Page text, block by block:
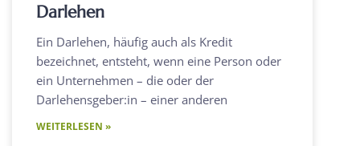
Darlehen
Ein Darlehen, häufig auch als Kredit
bezeichnet, entsteht, wenn eine Person oder
ein Unternehmen – die oder der
Darlehensgeber:in – einer anderen
WEITERLESEN »